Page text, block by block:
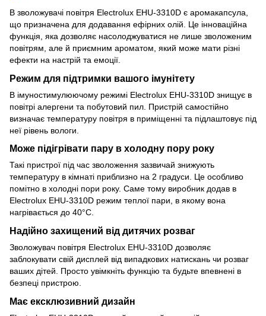
В зволожувачі повітря Electrolux EHU-3310D є аромакапсула,
що призначена для додавання ефірних олій. Це інноваційна
функція, яка дозволяє насолоджуватися не лише зволоженим
повітрям, але й приємним ароматом, який може мати різні
ефекти на настрій та емоції.
Режим для підтримки вашого імунітету
В імуностимулюючому режимі Electrolux EHU-3310D знищує в
повітрі алергени та побутовий пил. Пристрій самостійно
визначає температуру повітря в приміщенні та підлаштовує під
неї рівень вологи.
Може підігрівати пару в холодну пору року
Такі пристрої під час зволоження зазвичай знижують
температуру в кімнаті приблизно на 2 градуси. Це особливо
помітно в холодні пори року. Саме тому виробник додав в
Electrolux EHU-3310D режим теплої пари, в якому вона
нагрівається до 40°C.
Надійно захищений від дитячих розваг
Зволожувач повітря Electrolux EHU-3310D дозволяє
заблокувати свій дисплей від випадкових натискань чи розваг
ваших дітей. Просто увімкніть функцію та будьте впевнені в
безпеці пристрою.
Має ексклюзивний дизайн